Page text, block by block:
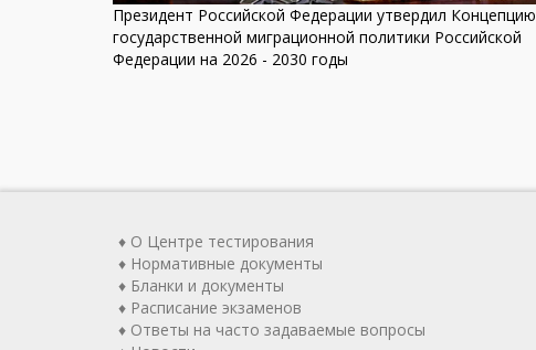
Президент Российской Федерации утвердил Концепцию
государственной миграционной политики Российской
Федерации на 2026 - 2030 годы
♦ О Центре тестирования
♦ Нормативные документы
♦ Бланки и документы
♦ Расписание экзаменов
♦ Ответы на часто задаваемые вопросы